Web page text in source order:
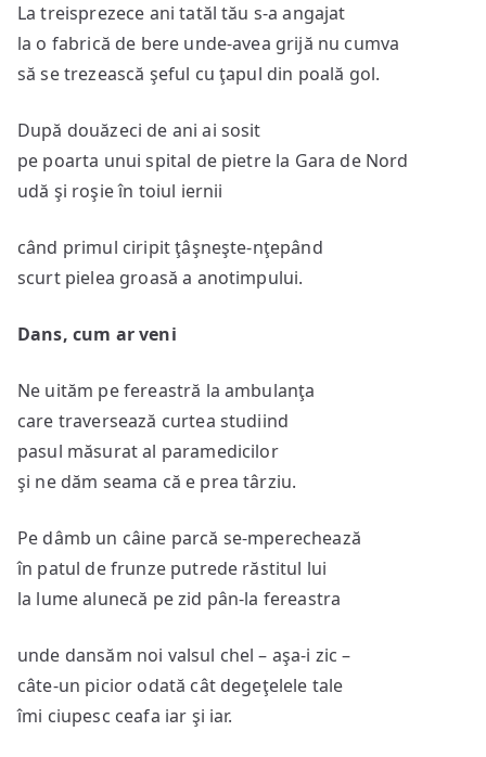
La treisprezece ani tatăl tău s-a angajat
la o fabrică de bere unde-avea grijă nu cumva
să se trezească şeful cu ţapul din poală gol.
După douăzeci de ani ai sosit
pe poarta unui spital de pietre la Gara de Nord
udă şi roşie în toiul iernii
când primul ciripit ţâşneşte-nţepând
scurt pielea groasă a anotimpului.
Dans, cum ar veni
Ne uităm pe fereastră la ambulanţa
care traversează curtea studiind
pasul măsurat al paramedicilor
şi ne dăm seama că e prea târziu.
Pe dâmb un câine parcă se-mperechează
în patul de frunze putrede răstitul lui
la lume alunecă pe zid pân-la fereastra
unde dansăm noi valsul chel – aşa-i zic –
câte-un picior odată cât degeţelele tale
îmi ciupesc ceafa iar şi iar.